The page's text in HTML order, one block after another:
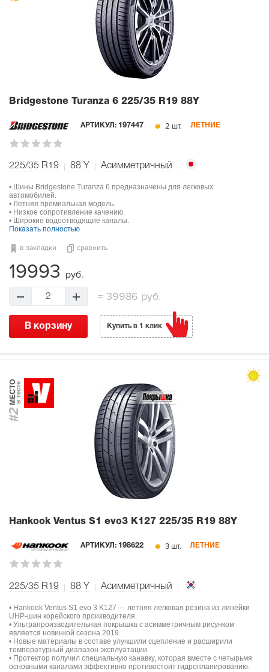
Bridgestone Turanza 6 225/35 R19 88Y
АРТИКУЛ: 197447 2 шт. ЛЕТНИЕ
225/35 R19 88 Y Асимметричный
• Шины Bridgestone Turanza 6 предназначены для легковых
автомобилей.
• Летняя премиальная модель.
• Низкое сопротивление качению.
• Широкие водоотводящие каналы.
Показать полностью
в закладки сравнить
19993 руб.
2 = 39986 руб.
В корзину Купить в 1 клик
#2
МЕСТОв тесте
Hankook Ventus S1 evo3 K127 225/35 R19 88Y
АРТИКУЛ: 198622 3 шт. ЛЕТНИЕ
225/35 R19 88 Y Асимметричный
• Hankook Ventus S1 evo 3 K127 — летняя легковая резина из линейки
UHP-шин корейского производителя.
• Ультрапроизводительная покрышка с асимметричным рисунком
является новинкой сезона 2019.
• Новые материалы в составе улучшили сцепление и расширили
температурный диапазон эксплуатации.
• Протектор получил специальную канавку, которая вместе с четырьмя
основными каналами эффективно противостоит гидропланированию.